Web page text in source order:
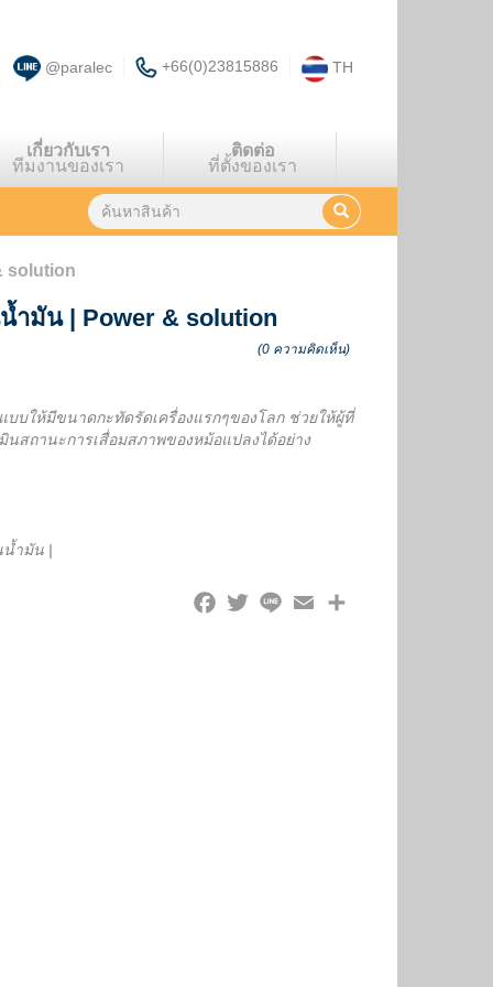
@paralec +66(0)23815886 TH
เกี่ยวกับเรา
ทีมงานของเรา
ติดต่อ
ที่ตั้งของเรา
solution
ำมัน| Power & solution
(0 ความคิดเห็น)
บบให้มีขนาดกะทัดรัดเครื่องแรกๆของโลก ช่วยให้ผู้ที่
นสถานะการเสื่อมสภาพของหม้อแปลงได้อย่าง
น้ำมัน |